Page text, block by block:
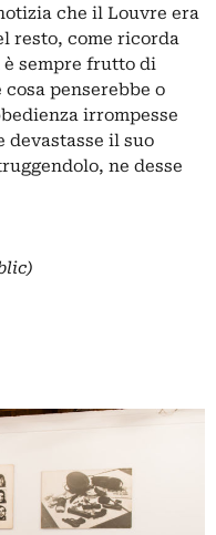
che il Louvre era
resto, come ricorda
sempre frutto di
penserebbe o
irrompesse
devastasse il suo
ne desse